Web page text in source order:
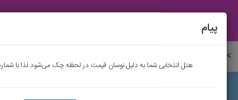
هتل
>
پیام
هتل انتخابی شما به دلیل نوسان قیمت در لحظه چک می‌شود لذا با شماره